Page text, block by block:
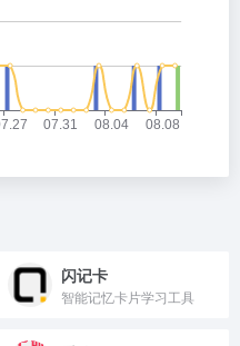
闪记卡
智能记忆卡片学习工具